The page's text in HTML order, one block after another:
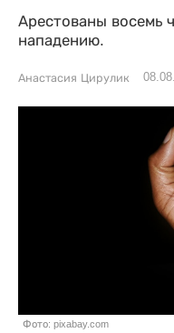
Арестованы восемь
нападению.
Анастасия Цирулик
Фото: pixabay.com